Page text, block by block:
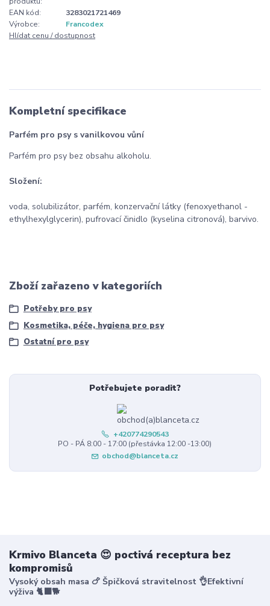
EAN kód:
3283021721469
Výrobce:
Francodex
Hlídat cenu / dostupnost
Kompletní specifikace
Parfém pro psy s vanilkovou vůní
Parfém pro psy bez obsahu alkoholu.
Složení:
voda, solubilizátor, parfém, konzervační látky (fenoxyethanol -
ethylhexylglycerin), pufrovací činidlo (kyselina citronová), barvivo.
Zboží zařazeno v kategoriích
Potřeby pro psy
Kosmetika, péče, hygiena pro psy
Ostatní pro psy
Potřebujete poradit?
+420774290543
PO - PÁ 8:00 - 17:00 (přestávka 12:00 -13:00)
obchod@blanceta.cz
Krmivo Blanceta 😍 poctivá receptura bez
kompromisů
Vysoký obsah masa 🍗 Špičková stravitelnost 👌Efektivní
výživa 🐈‍⬛🐕